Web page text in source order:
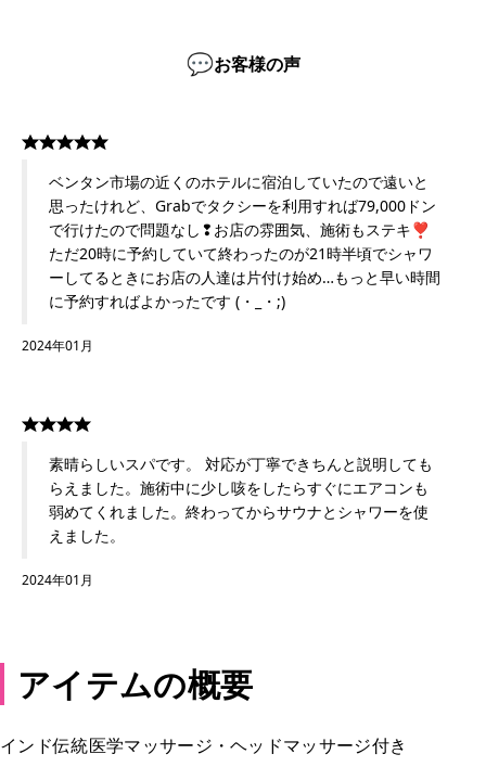
💬お客様の声
ベンタン市場の近くのホテルに宿泊していたので遠いと
思ったけれど、Grabでタクシーを利用すれば79,000ドン
で行けたので問題なし❢お店の雰囲気、施術もステキ❣
ただ20時に予約していて終わったのが21時半頃でシャワ
ーしてるときにお店の人達は片付け始め…もっと早い時間
に予約すればよかったです (・_・;)
2024年01月
素晴らしいスパです。 対応が丁寧できちんと説明しても
らえました。施術中に少し咳をしたらすぐにエアコンも
弱めてくれました。終わってからサウナとシャワーを使
えました。
2024年01月
アイテムの概要
インド伝統医学マッサージ・ヘッドマッサージ付き